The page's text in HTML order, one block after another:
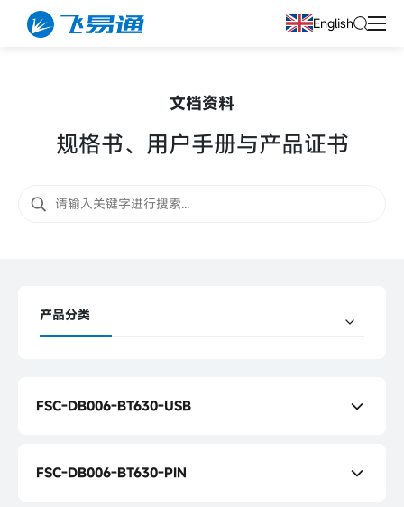
English
文档资料
规格书、用户手册与产品证书
产品分类
FSC-DB006-BT630-USB
FSC-DB006-BT630-PIN